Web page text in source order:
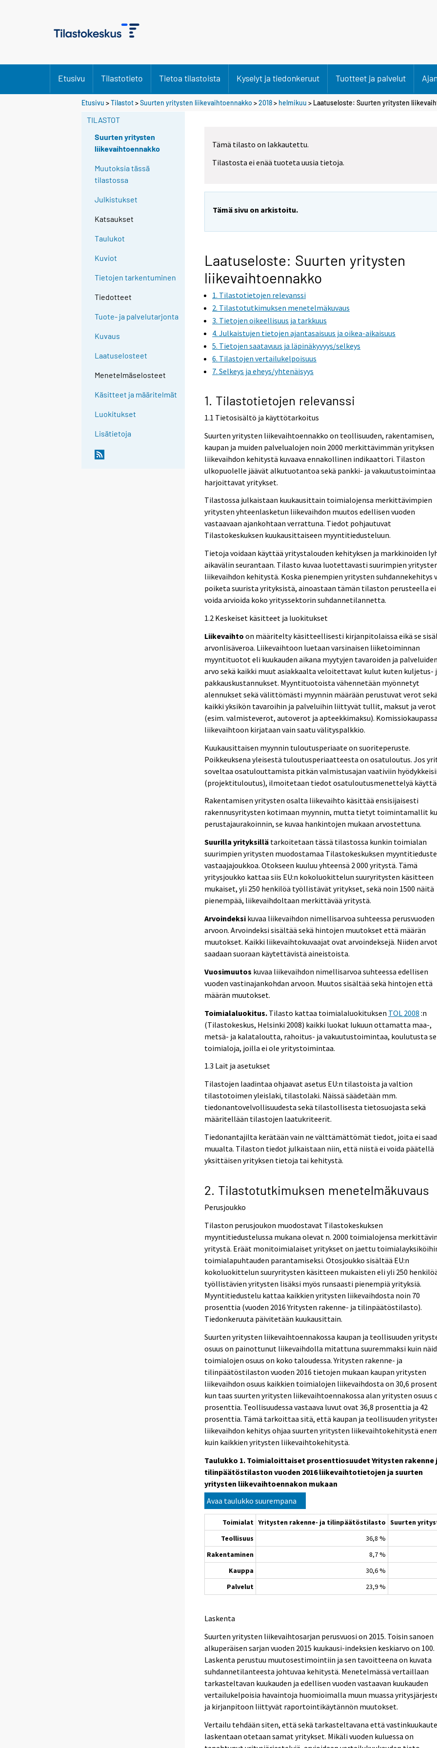
Etusivu Tilastotieto Tietoa tilastoista Kyselyt ja tiedonkeruut Tuotteet ja palvelut
Etusivu >Tilastot>Suurten yritysten liikevaihtoennakko >2018> helmikuu > Laatuseloste: Suurten yritysten
TILASTOT
Suurten yritysten
liikevaihtoennakko
Muutoksia tässä
tilastossa
Julkistukset
Katsaukset
Taulukot
Kuviot
Tietojen tarkentuminen
Tiedotteet
Tuote- ja palvelutarjonta
Kuvaus
Laatuselosteet
Menetelmäselosteet
Käsitteet ja määritelmät
Luokitukset
Lisätietoja
Tämä tilasto on lakkautettu.
Tilastosta ei enää tuoteta uusia tietoja.
Tämä sivu on arkistoitu.
Laatuseloste: Suurten yritysten
liikevaihtoennakko
1. Tilastotietojen relevanssi
2. Tilastotutkimuksen menetelmäkuvaus
3. Tietojen oikeellisuus ja tarkkuus
4. Julkaistujen tietojen ajantasaisuus ja oikea-aikaisuus
5. Tietojen saatavuus ja läpinäkyvyys/selkeys
6. Tilastojen vertailukelpoisuus
7. Selkeys ja eheys/yhtenäisyys
1. Tilastotietojen relevanssi
1.1 Tietosisältö ja käyttötarkoitus
Suurten yritysten liikevaihtoennakko on teollisuuden, rakentamisen,
kaupan ja muiden palvelualojen noin 2000 merkittävimmän yrityksen
liikevaihdon kehitystä kuvaava ennakollinen indikaattori. Tilaston
ulkopuolelle jäävät alkutuotantoa sekä pankki- ja vakuutustoimintaa
harjoittavat yritykset.
Tilastossa julkaistaan kuukausittain toimialojensa merkittävimpien
yritysten yhteenlasketun liikevaihdon muutos edellisen vuoden
vastaavaan ajankohtaan verrattuna. Tiedot pohjautuvat
Tilastokeskuksen kuukausittaiseen myyntitiedusteluun.
Tietoja voidaan käyttää yritystalouden kehityksen ja markkinoiden
aikavälin seurantaan. Tilasto kuvaa luotettavasti suurimpien
liikevaihdon kehitystä. Koska pienempien yritysten suhdannekehitys
poiketa suurista yrityksistä, ainoastaan tämän tilaston perusteella ei
voida arvioida koko yrityssektorin suhdannetilannetta.
1.2 Keskeiset käsitteet ja luokitukset
Liikevaihto on määritelty käsitteellisesti kirjanpitolaissa eikä se
arvonlisäveroa. Liikevaihtoon luetaan varsinaisen liiketoiminnan
myyntituotot eli kuukauden aikana myytyjen tavaroiden ja palveluiden
arvo sekä kaikki muut asiakkaalta veloitettavat kulut kuten kuljetus-
pakkauskustannukset. Myyntituotoista vähennetään myönnetyt
alennukset sekä välittömästi myynnin määrään perustuvat verot sekä
kaikki yksikön tavaroihin ja palveluihin liittyvät tullit, maksut ja verot
(esim. valmisteverot, autoverot ja apteekkimaksu). Komissiokaupassa
liikevaihtoon kirjataan vain saatu välityspalkkio.
Kuukausittaisen myynnin tuloutusperiaate on suoriteperuste.
Poikkeuksena yleisestä tuloutusperiaatteesta on osatuloutus. Jos
soveltaa osatulouttamista pitkän valmistusajan vaativiin
(projektituloutus), ilmoitetaan tiedot osatuloutusmenettelyä
Rakentamisen yritysten osalta liikevaihto käsittää ensisijaisesti
rakennusyritysten kotimaan myynnin, mutta tietyt toimintamallit
perustajaurakoinnin, se kuvaa hankintojen mukaan arvostettuna.
Suurilla yrityksillä tarkoitetaan tässä tilastossa kunkin toimialan
suurimpien yritysten muodostamaa Tilastokeskuksen
vastaajajoukkoa. Otokseen kuuluu yhteensä 2 000 yritystä. Tämä
yritysjoukko kattaa siis EU:n kokoluokittelun suuryritysten käsitteen
mukaiset, yli 250 henkilöä työllistävät yritykset, sekä noin 1500 näitä
pienempää, liikevaihdoltaan merkittävää yritystä.
Arvoindeksi kuvaa liikevaihdon nimellisarvoa suhteessa perusvuoden
arvoon. Arvoindeksi sisältää sekä hintojen muutokset että määrän
muutokset. Kaikki liikevaihtokuvaajat ovat arvoindeksejä. Niiden arvot
saadaan suoraan käytettävistä aineistoista.
Vuosimuutos kuvaa liikevaihdon nimellisarvoa suhteessa edellisen
vuoden vastinajankohdan arvoon. Muutos sisältää sekä hintojen että
määrän muutokset.
Toimialaluokitus. Tilasto kattaa toimialaluokituksen TOL 2008 :n
(Tilastokeskus, Helsinki 2008) kaikki luokat lukuun ottamatta maa-,
metsä- ja kalataloutta, rahoitus- ja vakuutustoimintaa, koulutusta
toimialoja, joilla ei ole yritystoimintaa.
1.3 Lait ja asetukset
Tilastojen laadintaa ohjaavat asetus EU:n tilastoista ja valtion
tilastotoimen yleislaki, tilastolaki. Näissä säädetään mm.
tiedonantovelvollisuudesta sekä tilastollisesta tietosuojasta sekä
määritellään tilastojen laatukriteerit.
Tiedonantajilta kerätään vain ne välttämättömät tiedot, joita ei
muualta. Tilaston tiedot julkaistaan niin, että niistä ei voida päätellä
yksittäisen yrityksen tietoja tai kehitystä.
2. Tilastotutkimuksen menetelmäkuvaus
Perusjoukko
Tilaston perusjoukon muodostavat Tilastokeskuksen
myyntitiedustelussa mukana olevat n. 2000 toimialojensa
yritystä. Eräät monitoimialaiset yritykset on jaettu
toimialapuhtauden parantamiseksi. Otosjoukko sisältää EU:n
kokoluokittelun suuryritysten käsitteen mukaisten eli yli 250
työllistävien yritysten lisäksi myös runsaasti pienempiä yrityksiä.
Myyntitiedustelu kattaa kaikkien yritysten liikevaihdosta noin 70
prosenttia (vuoden 2016 Yritysten rakenne- ja tilinpäätöstilasto).
Tiedonkeruuta päivitetään kuukausittain.
Suurten yritysten liikevaihtoennakossa kaupan ja teollisuuden
osuus on painottunut liikevaihdolla mitattuna suuremmaksi kuin
toimialojen osuus on koko taloudessa. Yritysten rakenne- ja
tilinpäätöstilaston vuoden 2016 tietojen mukaan kaupan yritysten
liikevaihdon osuus kaikkien toimialojen liikevaihdosta on 30,6
kun taas suurten yritysten liikevaihtoennakossa alan yritysten osuus
prosenttia. Teollisuudessa vastaava luvut ovat 36,8 prosenttia ja 42
prosenttia. Tämä tarkoittaa sitä, että kaupan ja teollisuuden
liikevaihdon kehitys ohjaa suurten yritysten liikevaihtokehitystä
kuin kaikkien yritysten liikevaihtokehitystä.
Taulukko 1. Toimialoittaiset prosenttiosuudet Yritysten rakenne
tilinpäätöstilaston vuoden 2016 liikevaihtotietojen ja suurten
yritysten liikevaihtoennakon mukaan
Avaa taulukko suurempana
Toimialat Yritysten rakenne- ja tilinpäätöstilasto Suurten
Teollisuus
36,8 %
Rakentaminen
8,7 %
Kauppa
30,6 %
Palvelut
23,9 %
Laskenta
Suurten yritysten liikevaihtosarjan perusvuosi on 2015. Toisin sanoen
alkuperäisen sarjan vuoden 2015 kuukausi-indeksien keskiarvo on 100.
Laskenta perustuu muutosestimointiin ja sen tavoitteena on kuvata
suhdannetilanteesta johtuvaa kehitystä. Menetelmässä vertaillaan
tarkasteltavan kuukauden ja edellisen vuoden vastaavan kuukauden
vertailukelpoisia havaintoja huomioimalla muun muassa
ja kirjanpitoon liittyvät raportointikäytännön muutokset.
Vertailu tehdään siten, että sekä tarkasteltavana että
laskentaan otetaan samat yritykset. Mikäli vuoden kuluessa on